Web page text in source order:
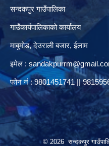
सन्दकपुर गाउँपालिका
गाउँकार्यपालिकाको कार्यालय
माबुमोड, देउराली बजार, ईलाम
इमेल :
फोन नं : 9801451741 ||
© 2026 सन्दकपुर